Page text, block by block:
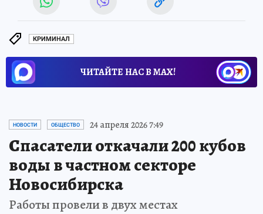
КРИМИНАЛ
ЧИТАЙТЕ НАС В МАХ!
НОВОСТИ ОБЩЕСТВО 24 апреля 2026 7:49
Спасатели откачали 200 кубов
воды в частном секторе
Новосибирска
Работы провели в двух местах